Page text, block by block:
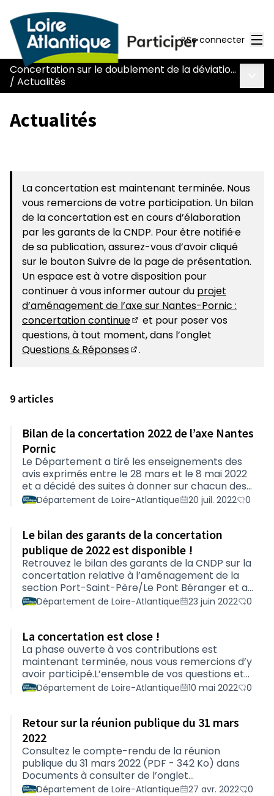
Se connecter
Concertation sur le doublement de la déviation de Chaumes-en-Retz - route Nantes-Pornic
/ Actualités
Actualités
La concertation est maintenant terminée. Nous
vous remercions de votre participation. Un bilan
de la concertation est en cours d’élaboration
par les garants de la CNDP. Pour être notifié·e
de sa publication, assurez-vous d’avoir cliqué
sur le bouton Suivre de la page de présentation.
Un espace est à votre disposition pour
continuer à vous informer autour du projet
d’aménagement de l’axe sur Nantes-Pornic :
concertation continue
(S'ouvre dans un nouvel
et pour poser vos
questions, à tout moment, dans l’onglet
Questions & Réponses
.
9 articles
Bilan de la concertation 2022 de l’axe Nantes
Pornic
Le Département a tiré les enseignements des
avis exprimés entre le 28 mars et le 8 mai 2022
et a décidé des suites à donner sur chacun des
secteurs concernés.Pour prendre connaissance
vous pouvez consulter : le diaporama projeté
lors du comité de suivi élargi du 4 juillet (PDF-
2,65Mo), le bilan synthétique de la concertation
(PDF-3,67Mo), le bilan détaillé (PDF-1,72Mo), la
délibération du 23 juin (PDF-53ko). Le
Département …
Département de Loire-Atlantique 20 juil. 2022 0
Le bilan des garants de la concertation
publique de 2022 est disponible !
Retrouvez le bilan des garants de la CNDP sur la
concertation relative à l’aménagement de la
section Port-Saint-Père/Le Pont Béranger et au
doublement de la déviation de Chaumes-en-
de la concertation conduite entre le 28 mars et
le 8 mai 2022 ; Leur demande de précisions au
Département de Loire-Atlantique en lien avec
l’environnement et certains aménagements ;
Leurs recommandations au Département de L…
Département de Loire-Atlantique 23 juin 2022 0
La concertation est close !
La phase ouverte à vos contributions est
maintenant terminée, nous vous remercions d’y
avoir participé.L’ensemble de vos questions et
contributions est en cours d’analyse. Un bilan
connaître à sa suite les enseignements qu’il tire
de cette concertation ainsi que les décisions
prises.Dans cette attente, vous pouvez
retrouver les comptes-rendus de l’atelier du 7
avril (pdf - 373 Ko) et celui du 13 avril (pdf - 823
Ko), ainsi…
Département de Loire-Atlantique 10 mai 2022 0
Retour sur la réunion publique du 31 mars
2022
Consultez le compte-rendu de la réunion
publique du 31 mars 2022 (PDF - 342 Ko) dans
Documents à consulter de l’onglet
Présentation. Vous pouvez toujours visionner
Département de Loire-Atlantique 27 avr. 2022 0